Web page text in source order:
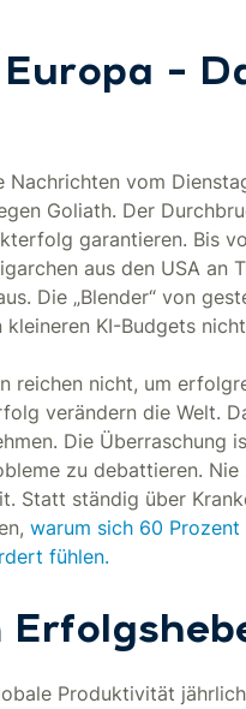
–
vom
Goliath. Der
garantieren. Bis
aus den USA an
Die „Blender“ von
KI-Budgets
reichen nicht, um
verändern die Welt.
Die Überraschung
zu debattieren.
Statt ständig über
warum sich 60
fühlen.
Produktivität